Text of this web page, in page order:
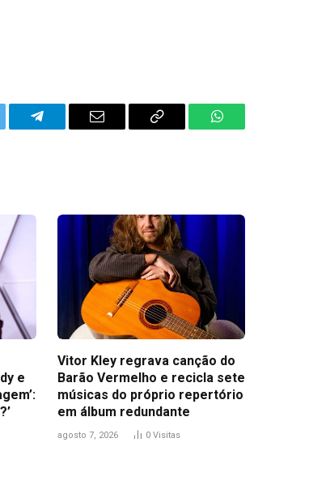
Telegram Email
Copy
WhatsApp
e
Vitor Kley regrava canção do
Barão Vermelho e recicla sete
músicas do próprio repertório
em álbum redundante
agosto 7, 2026 0 Visitas